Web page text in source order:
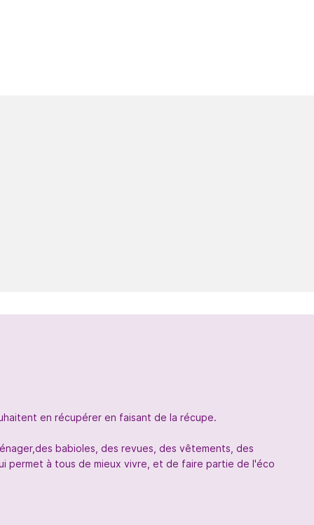
en récupérer en faisant de la récupe.
babioles, des revues, des vêtements, des
permet à tous de mieux vivre, et de faire partie de l'éco